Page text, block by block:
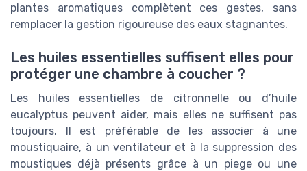
plantes aromatiques complètent ces gestes, sans
remplacer la gestion rigoureuse des eaux stagnantes.
Les huiles essentielles suffisent elles pour
protéger une chambre à coucher ?
Les huiles essentielles de citronnelle ou d’huile
eucalyptus peuvent aider, mais elles ne suffisent pas
toujours. Il est préférable de les associer à une
moustiquaire, à un ventilateur et à la suppression des
moustiques déjà présents grâce à un piege ou une